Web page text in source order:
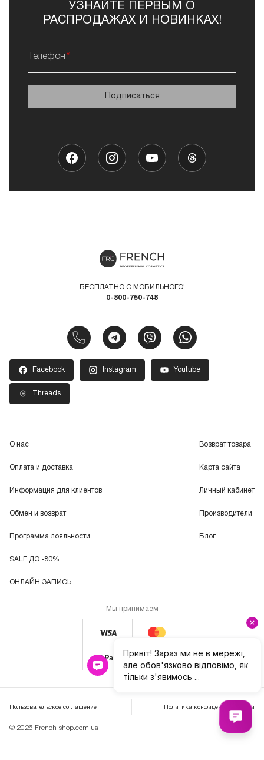
УЗНАЙТЕ ПЕРВЫМ О
РАСПРОДАЖАХ И НОВИНКАХ!
Телефон
Подписаться
БЕСПЛАТНО С МОБИЛЬНОГО!
0-800-750-748
Facebook Instagram Youtube
Threads
О нас
Оплата и доставка
Информация для клиентов
Обмен и возврат
Программа лояльности
SALE ДО -80%
ОНЛАЙН ЗАПИСЬ
Возврат товара
Карта сайта
Личный кабинет
Производители
Блог
Мы принимаем
© 2026 French-shop.com.ua
Пользовательское соглашение Политика конфиденциальности